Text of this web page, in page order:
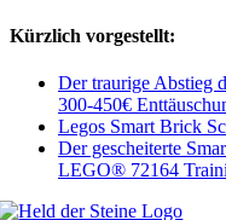
Kürzlich vorgestellt:
Der traurige Abstieg
300-450€
Legos Smart Brick
Der gescheiterte
LEGO® 72164